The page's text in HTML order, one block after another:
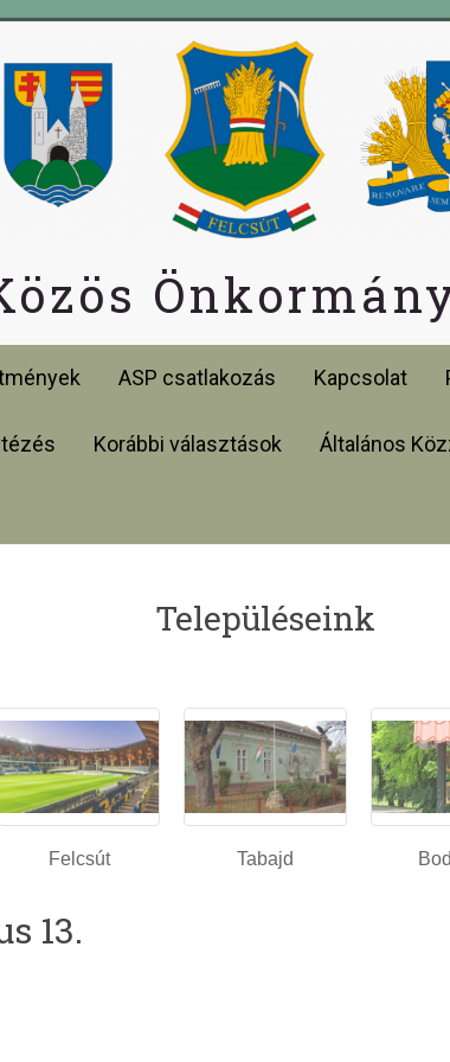
ASP csatlakozás Kapcsolat
Korábbi választások Általános
Településeink
Felcsút Tabajd
13.